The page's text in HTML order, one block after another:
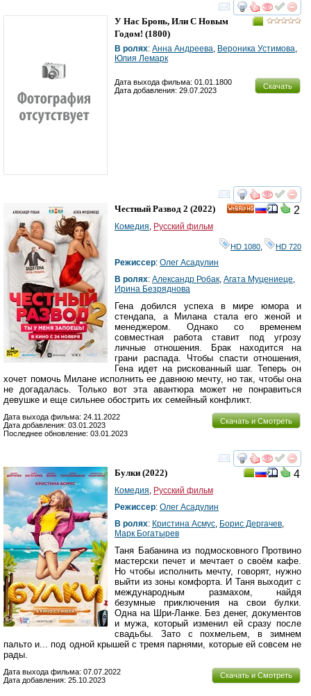
смотреть
У Нас Бронь, Или С Новым
Годом! (1800)
В ролях: Анна Андреева, Вероника Устимова,
Юлия Лемарк
Скачать
Дата выхода фильма: 01.01.1800
Дата добавления: 29.07.2023
смотреть
2
Честный Развод 2 (2022)
Комедия, Русский фильм
HD 1080, HD 720
Режиссер: Олег Асадулин
В ролях: Александр Робак, Агата Муцениеце,
Ирина Безряднова
Гена добился успеха в мире юмора и
стендапа, а Милана стала его женой и
менеджером. Однако со временем
совместная работа ставит под угрозу
личные отношения. Брак находится на
грани распада. Чтобы спасти отношения,
Гена идет на рискованный шаг. Теперь он
хочет помочь Милане исполнить ее давнюю мечту, но так, чтобы она
не догадалась. Только вот эта авантюра может не понравиться
девушке и еще сильнее обострить их семейный конфликт.
Скачать и Смотреть
Дата выхода фильма: 24.11.2022
Дата добавления: 03.01.2023
Последнее обновление: 03.01.2023
смотреть
4
Булки (2022)
Комедия, Русский фильм
Режиссер: Олег Асадулин
В ролях: Кристина Асмус, Борис Дергачев,
Марк Богатырев
Таня Бабанина из подмосковного Протвино
мастерски печет и мечтает о своём кафе.
Но чтобы исполнить мечту, говорят, нужно
выйти из зоны комфорта. И Таня выходит с
международным размахом, найдя
безумные приключения на свои булки.
Одна на Шри-Ланке. Без денег, документов
и мужа, который изменил ей сразу после
свадьбы. Зато с похмельем, в зимнем
пальто и... под одной крышей с тремя парнями, которые ей совсем не
рады.
Скачать и Смотреть
Дата выхода фильма: 07.07.2022
Дата добавления: 25.10.2023